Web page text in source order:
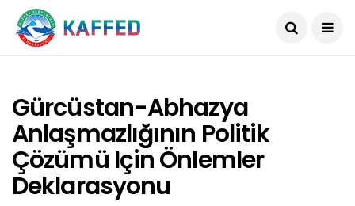
Gürcüstan-Abhazya
Anlaşmazlığının Politik
Çözümü Için Önlemler
Deklarasyonu